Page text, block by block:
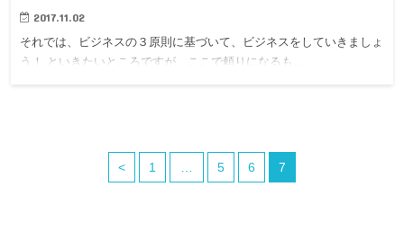
2017.11.02
それでは、ビジネスの３原則に基づいて、ビジネスをしていきましょ
う！ といきたいところですが、ここで頼りになるも…
< 1 5 6 7